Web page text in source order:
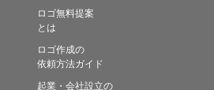
ロゴ無料提案
とは
ロゴ作成の
依頼方法ガイド
起業・会社設立の